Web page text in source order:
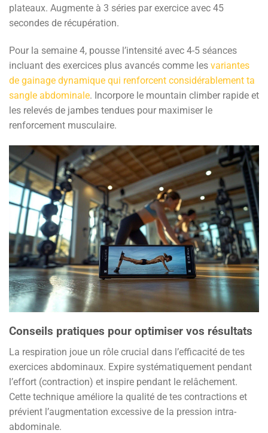
plateaux. Augmente à 3 séries par exercice avec 45
secondes de récupération.
Pour la semaine 4, pousse l’intensité avec 4-5 séances
incluant des exercices plus avancés comme les variantes
de gainage dynamique qui renforcent considérablement ta
sangle abdominale. Incorpore le mountain climber rapide et
les relevés de jambes tendues pour maximiser le
renforcement musculaire.
Conseils pratiques pour optimiser vos résultats
La respiration joue un rôle crucial dans l’efficacité de tes
exercices abdominaux. Expire systématiquement pendant
l’effort (contraction) et inspire pendant le relâchement.
Cette technique améliore la qualité de tes contractions et
prévient l’augmentation excessive de la pression intra-
abdominale.